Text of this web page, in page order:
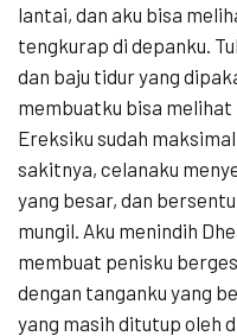
lantai, dan aku bisa
tengkurap di depanku.
dan baju tidur yang
membuatku bisa melihat
Ereksiku sudah
sakitnya, celanaku
yang besar, dan
mungil. Aku menindih
membuat penisku
dengan tanganku yang
yang masih ditutup oleh